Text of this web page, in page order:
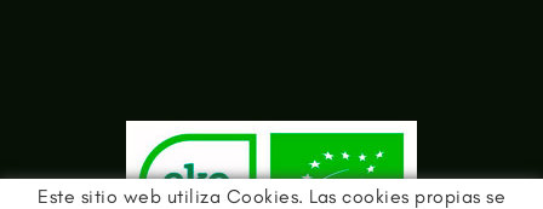
Este sitio web utiliza Cookies. Las cookies propias se